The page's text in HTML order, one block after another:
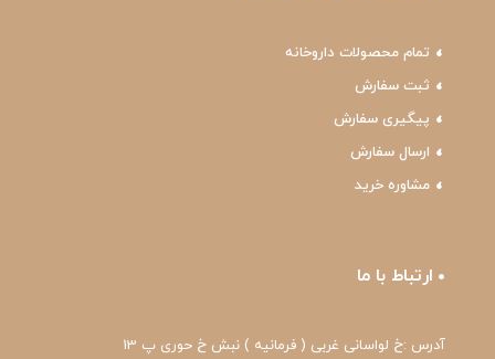
تمام محصولات داروخانه
ثبت سفارش
پیگیری سفارش
ارسال سفارش
مشاوره خرید
ارتباط با ما
آدرس :خ لواسانی غربی ( فرمانیه ) نبش خ حوری پ 13